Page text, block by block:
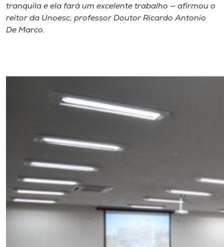
tranquila e ela fará um excelente trabalho — afirmou o
reitor da Unoesc, professor Doutor Ricardo Antonio
De Marco.